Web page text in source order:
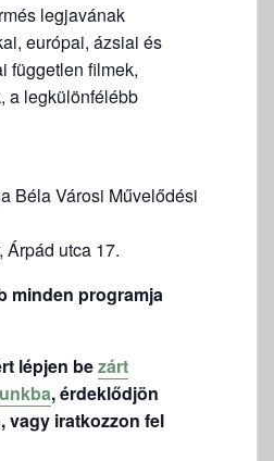
legjavának
európai, ázsiai és
független filmek,
a legkülönfélébb
Béla Városi Művelődési
utca 17.
minden programja
lépjen bezárt
, érdeklődjön
vagy iratkozzon fel